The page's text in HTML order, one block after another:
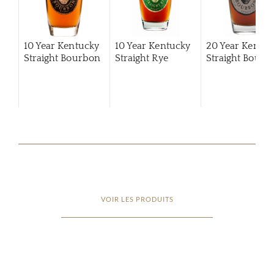
10 Year Kentucky
Straight Bourbon
10 Year Kentucky
Straight Rye
20 Year
Straight
VOIR LES PRODUITS